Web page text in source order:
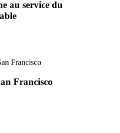
au service du
Francisco
Francisco